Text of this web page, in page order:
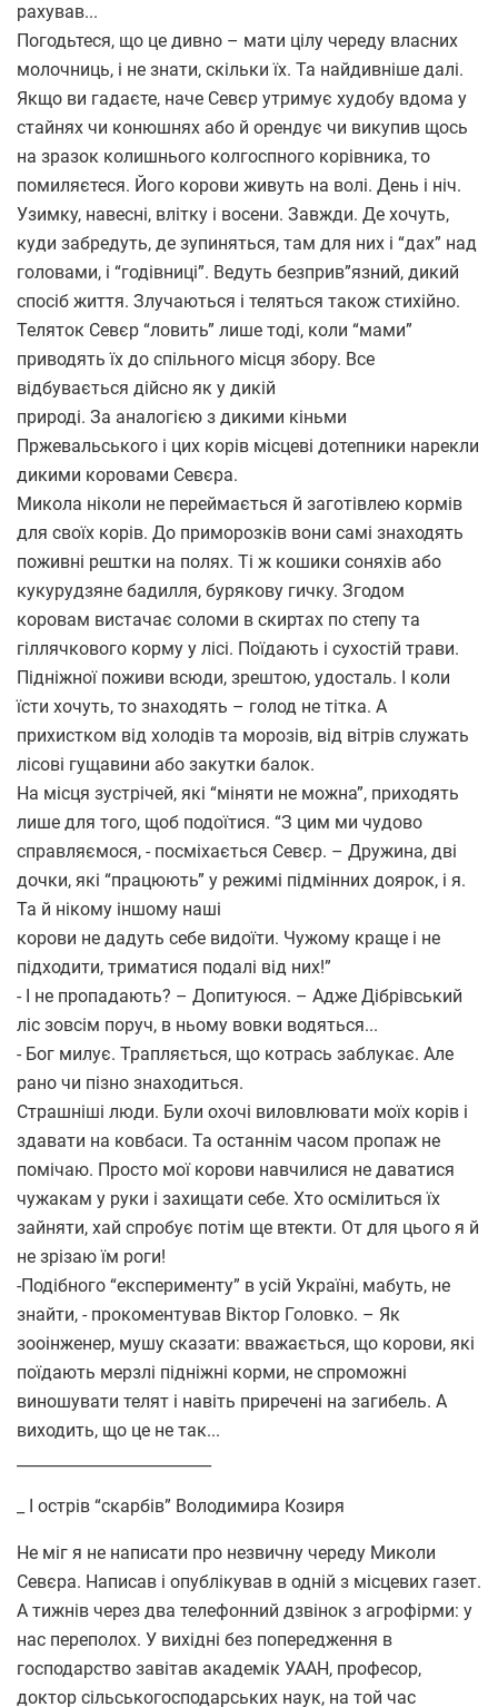
рахував...
Погодьтеся, що це дивно – мати цілу череду власних
молочниць, і не знати, скільки їх. Та найдивніше далі.
Якщо ви гадаєте, наче Севєр утримує худобу вдома у
стайнях чи конюшнях або й орендує чи викупив щось
на зразок колишнього колгоспного корівника, то
помиляєтеся. Його корови живуть на волі. День і ніч.
Узимку, навесні, влітку і восени. Завжди. Де хочуть,
куди забредуть, де зупиняться, там для них і “дах” над
головами, і “годівниці”. Ведуть безприв”язний, дикий
спосіб життя. Злучаються і теляться також стихійно.
Теляток Севєр “ловить” лише тоді, коли “мами”
приводять їх до спільного місця збору. Все
відбувається дійсно як у дикій
природі. За аналогією з дикими кіньми
Пржевальського і цих корів місцеві дотепники нарекли
дикими коровами Севєра.
Микола ніколи не переймається й заготівлею кормів
для своїх корів. До приморозків вони самі знаходять
поживні рештки на полях. Ті ж кошики соняхів або
кукурудзяне бадилля, бурякову гичку. Згодом
коровам вистачає соломи в скиртах по степу та
гіллячкового корму у лісі. Поїдають і сухостій трави.
Підніжної поживи всюди, зрештою, удосталь. І коли
їсти хочуть, то знаходять – голод не тітка. А
прихистком від холодів та морозів, від вітрів служать
лісові гущавини або закутки балок.
На місця зустрічей, які “міняти не можна”, приходять
лише для того, щоб подоїтися. “З цим ми чудово
справляємося, - посміхається Севєр. – Дружина, дві
дочки, які “працюють” у режимі підмінних доярок, і я.
Та й нікому іншому наші
корови не дадуть себе видоїти. Чужому краще і не
підходити, триматися подалі від них!”
- І не пропадають? – Допитуюся. – Адже Дібрівський
ліс зовсім поруч, в ньому вовки водяться...
- Бог милує. Трапляється, що котрась заблукає. Але
рано чи пізно знаходиться.
Страшніші люди. Були охочі виловлювати моїх корів і
здавати на ковбаси. Та останнім часом пропаж не
помічаю. Просто мої корови навчилися не даватися
чужакам у руки і захищати себе. Хто осмілиться їх
зайняти, хай спробує потім ще втекти. От для цього я й
не зрізаю їм роги!
-Подібного “експерименту” в усій Україні, мабуть, не
знайти, - прокоментував Віктор Головко. – Як
зооінженер, мушу сказати: вважається, що корови, які
поїдають мерзлі підніжні корми, не спроможні
виношувати телят і навіть приречені на загибель. А
виходить, що це не так...
_ І острів “скарбів” Володимира Козиря
Не міг я не написати про незвичну череду Миколи
Севєра. Написав і опублікував в одній з місцевих газет.
А тижнів через два телефонний дзвінок з агрофірми: у
нас переполох. У вихідні без попередження в
господарство завітав академік УААН, професор,
доктор сільськогосподарських наук, на той час